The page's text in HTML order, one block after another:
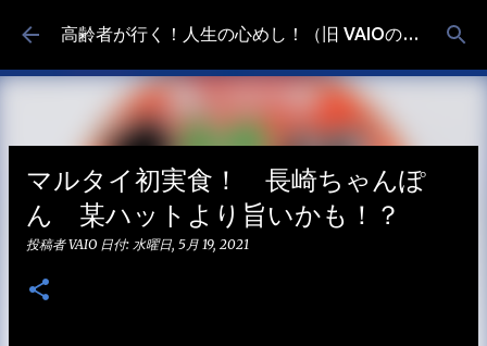
スキップしてメイン コンテンツに移動 高齢者が行く！人生の心めし！（旧 VAIOの食べ歩き）
マルタイ初実食！ 長崎ちゃんぽ
ん 某ハットより旨いかも！？
投稿者VAIO 日付: 水曜日, 5月 19, 2021